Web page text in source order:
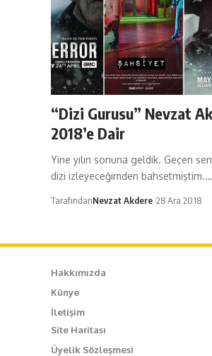
“Dizi Gurusu” Nevzat
2018’e Dair
Yine yılın sonuna geldik. Geçen
dizi izleyeceğimden bahsetmiştim.…
TarafındanNevzat Akdere 28 Ara 2018
Hakkımızda
Künye
İletişim
Site Haritası
Üyelik Sözleşmesi